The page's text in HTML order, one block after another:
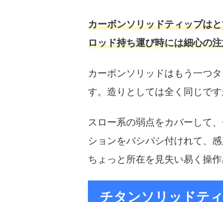
カーボンソリッドティップは
ロッド持ち運び時には細心の
カーボンソリッドはもう一つ
す。造りとしては全く同じで
スロー系の弱点をカバーして
ションをバシバシ付けれて、
ちょっと所在を見失い易く操作
チタンソリッドテ